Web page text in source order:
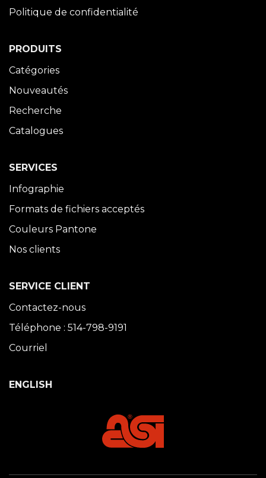
Politique de confidentialité
PRODUITS
Catégories
Nouveautés
Recherche
Catalogues
SERVICES
Infographie
Formats de fichiers acceptés
Couleurs Pantone
Nos clients
SERVICE CLIENT
Contactez-nous
Téléphone : 514-798-9191
Courriel
ENGLISH